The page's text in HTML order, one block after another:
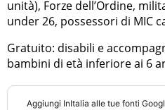
unità), Forze dell’Ordine,
under 26, possessori di MIC
Gratuito: disabili e
bambini di età inferiore ai 6
Aggiungi InItalia alle tue fonti